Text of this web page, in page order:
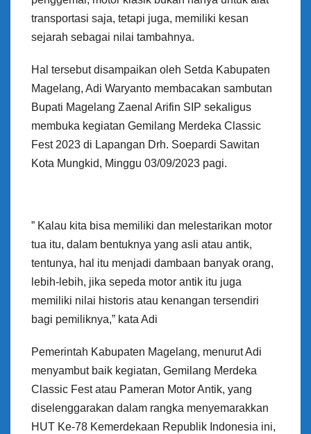
transportasi saja, tetapi juga, memiliki kesan
sejarah sebagai nilai tambahnya.
Hal tersebut disampaikan oleh Setda Kabupaten
Magelang, Adi Waryanto membacakan sambutan
Bupati Magelang Zaenal Arifin SIP sekaligus
membuka kegiatan Gemilang Merdeka Classic
Fest 2023 di Lapangan Drh. Soepardi Sawitan
Kota Mungkid, Minggu 03/09/2023 pagi.
” Kalau kita bisa memiliki dan melestarikan motor
tua itu, dalam bentuknya yang asli atau antik,
tentunya, hal itu menjadi dambaan banyak orang,
lebih-lebih, jika sepeda motor antik itu juga
memiliki nilai historis atau kenangan tersendiri
bagi pemiliknya,” kata Adi
Pemerintah Kabupaten Magelang, menurut Adi
menyambut baik kegiatan, Gemilang Merdeka
Classic Fest atau Pameran Motor Antik, yang
diselenggarakan dalam rangka menyemarakkan
HUT Ke-78 Kemerdekaan Republik Indonesia ini,